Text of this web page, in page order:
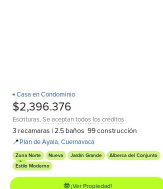
¡Estrena!
D
Casa en Condominio
$2,396.376
Escrituras,Se aceptan todos los créditos
3 recamaras | 2.5 baños 99construcción
📍Plan de Ayala,Cuernavaca
Zona Norte Nueva Jardín Grande
Alberca del Conjunto
Estilo Moderno
🤓 ¡Ver Propiedad!